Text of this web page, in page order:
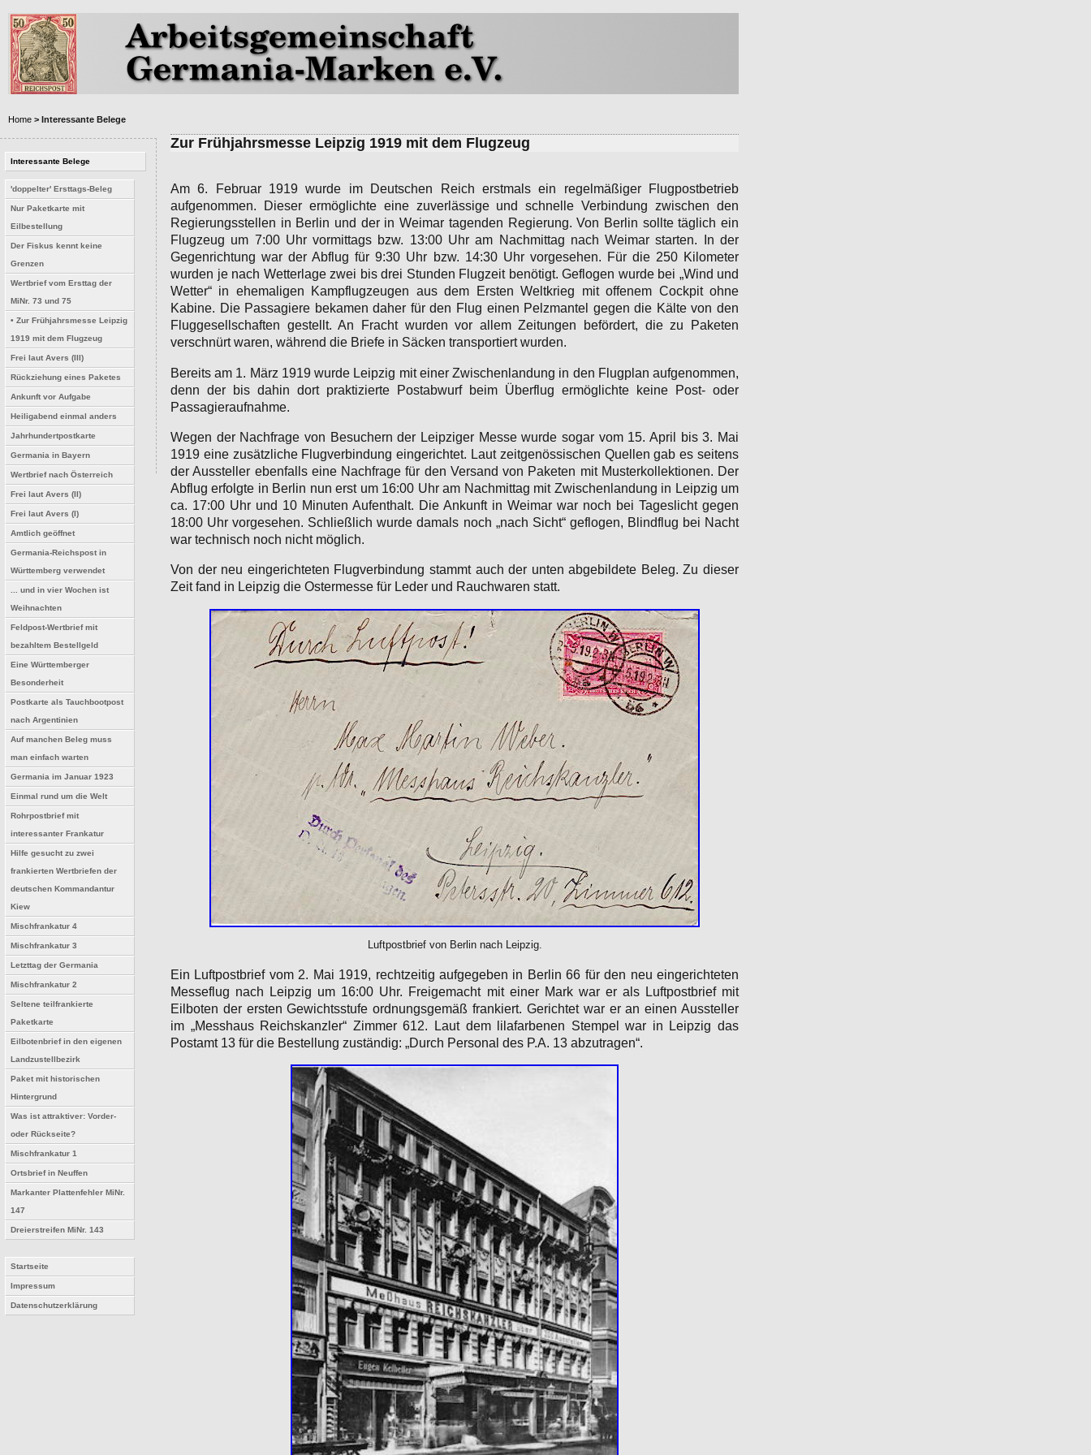
Home > Interessante Belege
Zur Frühjahrsmesse Leipzig 1919 mit dem Flugzeug
Am 6. Februar 1919 wurde im Deutschen Reich erstmals ein regelmäßiger Flugpostbetrieb
aufgenommen. Dieser ermöglichte eine zuverlässige und schnelle Verbindung zwischen den
Regierungsstellen in Berlin und der in Weimar tagenden Regierung. Von Berlin sollte täglich ein
Flugzeug um 7:00 Uhr vormittags bzw. 13:00 Uhr am Nachmittag nach Weimar starten. In der
Gegenrichtung war der Abflug für 9:30 Uhr bzw. 14:30 Uhr vorgesehen. Für die 250 Kilometer
wurden je nach Wetterlage zwei bis drei Stunden Flugzeit benötigt. Geflogen wurde bei „Wind und
Wetter“ in ehemaligen Kampflugzeugen aus dem Ersten Weltkrieg mit offenem Cockpit ohne
Kabine. Die Passagiere bekamen daher für den Flug einen Pelzmantel gegen die Kälte von den
Fluggesellschaften gestellt. An Fracht wurden vor allem Zeitungen befördert, die zu Paketen
verschnürt waren, während die Briefe in Säcken transportiert wurden.
Bereits am 1. März 1919 wurde Leipzig mit einer Zwischenlandung in den Flugplan aufgenommen,
denn der bis dahin dort praktizierte Postabwurf beim Überflug ermöglichte keine Post- oder
Passagieraufnahme.
Wegen der Nachfrage von Besuchern der Leipziger Messe wurde sogar vom 15. April bis 3. Mai
1919 eine zusätzliche Flugverbindung eingerichtet. Laut zeitgenössischen Quellen gab es seitens
der Aussteller ebenfalls eine Nachfrage für den Versand von Paketen mit Musterkollektionen. Der
Abflug erfolgte in Berlin nun erst um 16:00 Uhr am Nachmittag mit Zwischenlandung in Leipzig um
ca. 17:00 Uhr und 10 Minuten Aufenthalt. Die Ankunft in Weimar war noch bei Tageslicht gegen
18:00 Uhr vorgesehen. Schließlich wurde damals noch „nach Sicht“ geflogen, Blindflug bei Nacht
war technisch noch nicht möglich.
Von der neu eingerichteten Flugverbindung stammt auch der unten abgebildete Beleg. Zu dieser
Zeit fand in Leipzig die Ostermesse für Leder und Rauchwaren statt.
Luftpostbrief von Berlin nach Leipzig.
Ein Luftpostbrief vom 2. Mai 1919, rechtzeitig aufgegeben in Berlin 66 für den neu eingerichteten
Messeflug nach Leipzig um 16:00 Uhr. Freigemacht mit einer Mark war er als Luftpostbrief mit
Eilboten der ersten Gewichtsstufe ordnungsgemäß frankiert. Gerichtet war er an einen Aussteller
im „Messhaus Reichskanzler“ Zimmer 612. Laut dem lilafarbenen Stempel war in Leipzig das
Postamt 13 für die Bestellung zuständig: „Durch Personal des P.A. 13 abzutragen“.
Interessante Belege
'doppelter' Ersttags-Beleg
Nur Paketkarte mit
Eilbestellung
Der Fiskus kennt keine
Grenzen
Wertbrief vom Ersttag der
MiNr. 73 und 75
• Zur Frühjahrsmesse Leipzig
1919 mit dem Flugzeug
Frei laut Avers (III)
Rückziehung eines Paketes
Ankunft vor Aufgabe
Heiligabend einmal anders
Jahrhundertpostkarte
Germania in Bayern
Wertbrief nach Österreich
Frei laut Avers (II)
Frei laut Avers (I)
Amtlich geöffnet
Germania-Reichspost in
Württemberg verwendet
... und in vier Wochen ist
Weihnachten
Feldpost-Wertbrief mit
bezahltem Bestellgeld
Eine Württemberger
Besonderheit
Postkarte als Tauchbootpost
nach Argentinien
Auf manchen Beleg muss
man einfach warten
Germania im Januar 1923
Einmal rund um die Welt
Rohrpostbrief mit
interessanter Frankatur
Hilfe gesucht zu zwei
frankierten Wertbriefen der
deutschen Kommandantur
Kiew
Mischfrankatur 4
Mischfrankatur 3
Letzttag der Germania
Mischfrankatur 2
Seltene teilfrankierte
Paketkarte
Eilbotenbrief in den eigenen
Landzustellbezirk
Paket mit historischen
Hintergrund
Was ist attraktiver: Vorder-
oder Rückseite?
Mischfrankatur 1
Ortsbrief in Neuffen
Markanter Plattenfehler MiNr.
147
Dreierstreifen MiNr. 143
Startseite
Impressum
Datenschutzerklärung